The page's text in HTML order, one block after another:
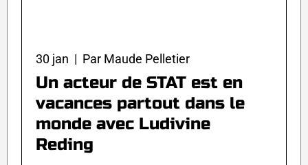
30 jan | Par Maude Pelletier
Un acteur de STAT est en
vacances partout dans le
monde avec Ludivine
Reding